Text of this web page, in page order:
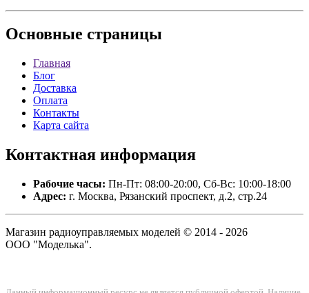
Основные страницы
Главная
Блог
Доставка
Оплата
Контакты
Карта сайта
Контактная информация
Рабочие часы: Пн-Пт: 08:00-20:00, Сб-Вс: 10:00-18:00
Адрес: г. Москва, Рязанский проспект, д.2, стр.24
Магазин радиоуправляемых моделей © 2014 - 2026
ООО "Моделька".